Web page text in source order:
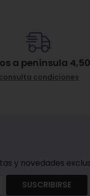
Candelilla/
Glycol;
a península
condiciones
y novedades
SUSCRIBIRSE